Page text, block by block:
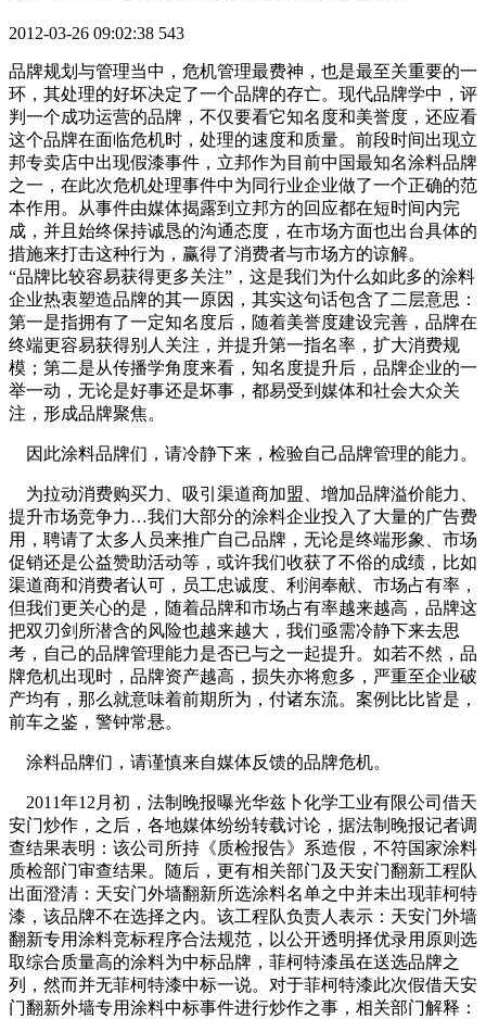
2012-03-26 09:02:38 543
品牌规划与管理当中，危机管理最费神，也是最至关重要的一
环，其处理的好坏决定了一个品牌的存亡。现代品牌学中，评
判一个成功运营的品牌，不仅要看它知名度和美誉度，还应看
这个品牌在面临危机时，处理的速度和质量。前段时间出现立
邦专卖店中出现假漆事件，立邦作为目前中国最知名涂料品牌
之一，在此次危机处理事件中为同行业企业做了一个正确的范
本作用。从事件由媒体揭露到立邦方的回应都在短时间内完
成，并且始终保持诚恳的沟通态度，在市场方面也出台具体的
措施来打击这种行为，赢得了消费者与市场方的谅解。
“品牌比较容易获得更多关注”，这是我们为什么如此多的涂料
企业热衷塑造品牌的其一原因，其实这句话包含了二层意思：
第一是指拥有了一定知名度后，随着美誉度建设完善，品牌在
终端更容易获得别人关注，并提升第一指名率，扩大消费规
模；第二是从传播学角度来看，知名度提升后，品牌企业的一
举一动，无论是好事还是坏事，都易受到媒体和社会大众关
注，形成品牌聚焦。
因此涂料品牌们，请冷静下来，检验自己品牌管理的能力。
为拉动消费购买力、吸引渠道商加盟、增加品牌溢价能力、
提升市场竞争力…我们大部分的涂料企业投入了大量的广告费
用，聘请了太多人员来推广自己品牌，无论是终端形象、市场
促销还是公益赞助活动等，或许我们收获了不俗的成绩，比如
渠道商和消费者认可，员工忠诚度、利润奉献、市场占有率，
但我们更关心的是，随着品牌和市场占有率越来越高，品牌这
把双刃剑所潜含的风险也越来越大，我们亟需冷静下来去思
考，自己的品牌管理能力是否已与之一起提升。如若不然，品
牌危机出现时，品牌资产越高，损失亦将愈多，严重至企业破
产均有，那么就意味着前期所为，付诸东流。案例比比皆是，
前车之鉴，警钟常悬。
涂料品牌们，请谨慎来自媒体反馈的品牌危机。
2011年12月初，法制晚报曝光华兹卜化学工业有限公司借天
安门炒作，之后，各地媒体纷纷转载讨论，据法制晚报记者调
查结果表明：该公司所持《质检报告》系造假，不符国家涂料
质检部门审查结果。随后，更有相关部门及天安门翻新工程队
出面澄清：天安门外墙翻新所选涂料名单之中并未出现菲柯特
漆，该品牌不在选择之内。该工程队负责人表示：天安门外墙
翻新专用涂料竞标程序合法规范，以公开透明择优录用原则选
取综合质量高的涂料为中标品牌，菲柯特漆虽在送选品牌之
列，然而并无菲柯特漆中标一说。对于菲柯特漆此次假借天安
门翻新外墙专用涂料中标事件进行炒作之事，相关部门解释：